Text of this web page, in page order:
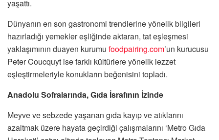
yaşattı.
Dünyanın en son gastronomi trendlerine yönelik bilgileri
hazırladığı yemekler eşliğinde aktaran, tat eşleşmesi
yaklaşımının duayen kurumu foodpairing.com’un kurucusu
Peter Coucquyt ise farklı kültürlere yönelik lezzet
eşleştirmeleriyle konukların beğenisini topladı.
Anadolu Sofralarında, Gıda İsrafının İzinde
Meyve ve sebzede yaşanan gıda kayıp ve atıklarını
azaltmak üzere hayata geçirdiği çalışmalarını ‘Metro Gıda